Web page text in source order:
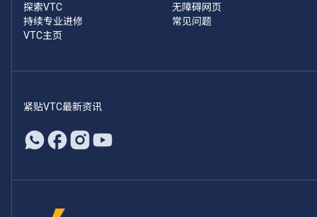
探索VTC
持续专业进修
VTC主页
无障碍网页
常见问题
紧贴VTC最新资讯